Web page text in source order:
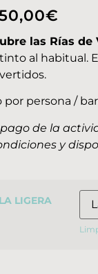
€
las Rías de
al habitual.
por persona /
de la
y
LIGERA